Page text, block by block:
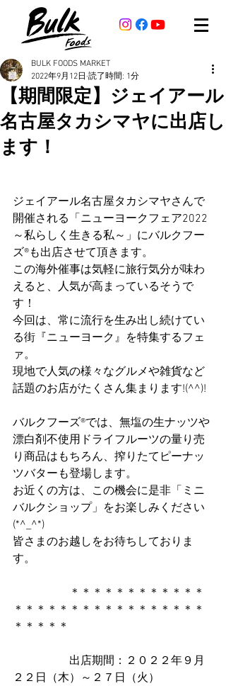
【期間限定】ジェイアール
名古屋タカシマヤに出店し
ます！
BULK FOODS MARKET
2022年9月12日 読了時間: 1分
ジェイアール名古屋タカシマヤさんで
開催される「ニューヨークフェア2022
～私らしく生きる私～」にバルクフー
ズ®も出店させて頂きます。
この海外催事は気軽に旅行気分が味わ
えると、人気が高まっているそうで
す！
今回は、常に流行を生み出し続けてい
る街『ニューヨーク』を特集するフェ
ァ。
現地で人気の様々なグルメや雑貨など
話題のお店がたくさん集まります!(^^)!
バルクフーズ®では、無塩の生ナッツや
漂白剤不使用ドライフルーツの量り売
り商品はもちろん、搾りたてピーナッ
ツバターも登場します。
お近くの方は、この機会に是非「ミニ
バルクショップ」をお楽しみください
(*^_^*)
皆さまのお越しをお待ちしておりま
す。
＊＊＊＊＊＊＊＊＊＊＊＊
＊＊＊＊＊＊＊＊＊＊＊＊＊＊＊＊＊
＊＊＊＊＊
出店期間：２０２２年９月
２２日（木）～２７日（火）